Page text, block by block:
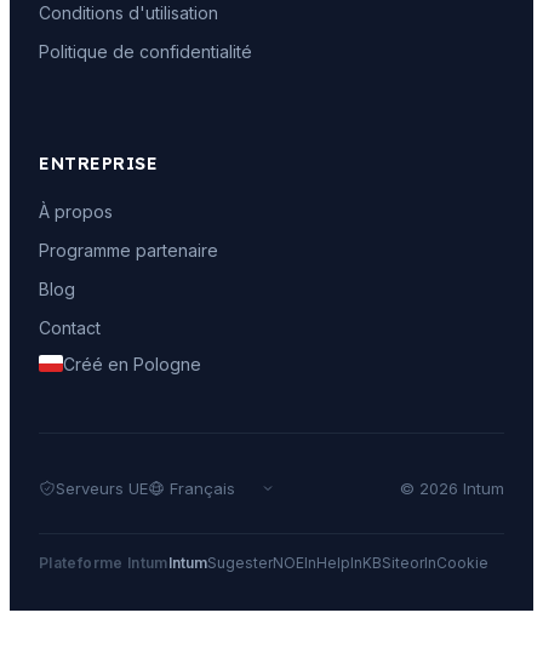
Conditions d'utilisation
Politique de confidentialité
ENTREPRISE
À propos
Programme partenaire
Blog
Contact
Créé en Pologne
Serveurs UE © 2026 Intum
Plateforme IntumIntumSugesterNOEInHelpInKBSiteorInCookie